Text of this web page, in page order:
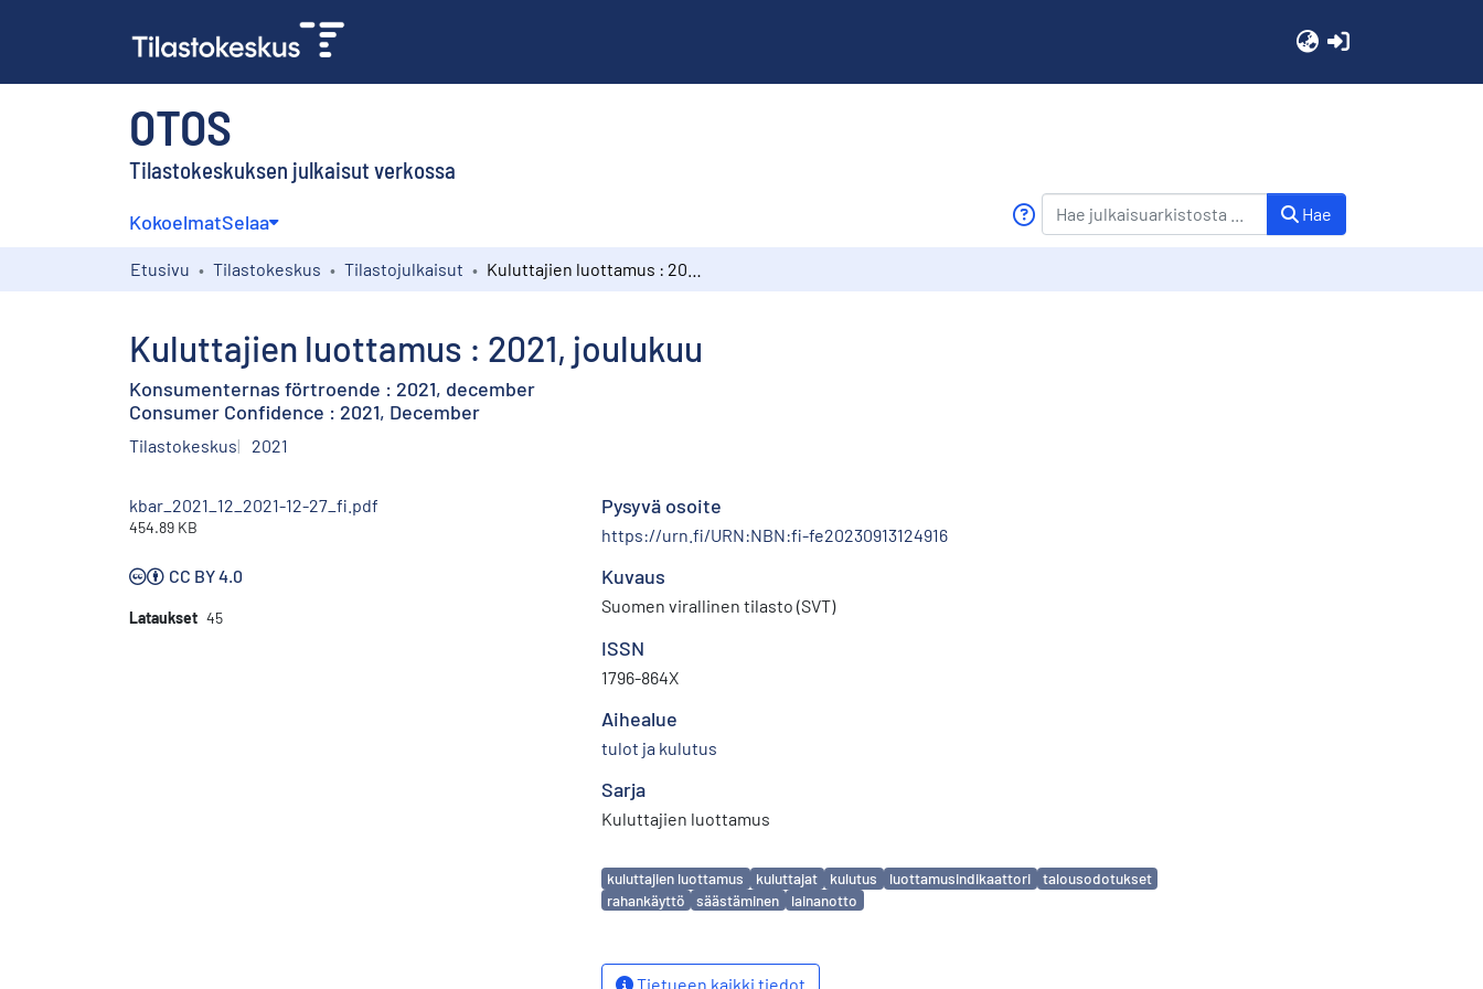
OTOS
Tilastokeskuksen julkaisut verkossa
KokoelmatSelaa Hae
Etusivu Tilastokeskus Tilastojulkaisut
Kuluttajien luottamus : 2021, joulukuu
Konsumenternas förtroende : 2021, december
Consumer Confidence : 2021, December
Tilastokeskus 2021
kbar_2021_12_2021-12-27_fi.pdf
454.89 KB
CC BY 4.0
Lataukset 45
Pysyvä osoite
https://urn.fi/URN:NBN:fi-fe20230913124916
Kuvaus
Suomen virallinen tilasto (SVT)
ISSN
1796-864X
Aihealue
tulot ja kulutus
Sarja
Kuluttajien luottamus
Avainsanat
kuluttajien luottamus kuluttajat kulutus luottamusindikaattori
talousodotukset
rahankäyttö
säästäminen lainanotto
Tietueen kaikki tiedot